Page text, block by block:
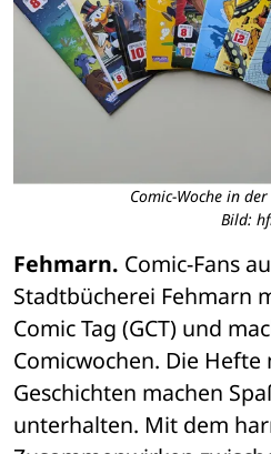
Comic-Woche in
Bild:
Fehmarn. Comic-Fans
Stadtbücherei Fehmarn
Comic Tag (GCT) und
Comicwochen. Die
Geschichten machen
unterhalten. Mit dem